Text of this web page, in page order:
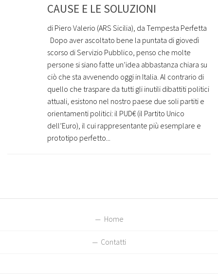
CAUSE E LE SOLUZIONI
di Piero Valerio (ARS Sicilia), da Tempesta Perfetta
Dopo aver ascoltato bene la puntata di giovedì
scorso di Servizio Pubblico, penso che molte
persone si siano fatte un’idea abbastanza chiara su
ciò che sta avvenendo oggi in Italia. Al contrario di
quello che traspare da tutti gli inutili dibattiti politici
attuali, esistono nel nostro paese due soli partiti e
orientamenti politici: il PUD€ (il Partito Unico
dell’Euro), il cui rappresentante più esemplare e
prototipo perfetto...
Home
Contatti